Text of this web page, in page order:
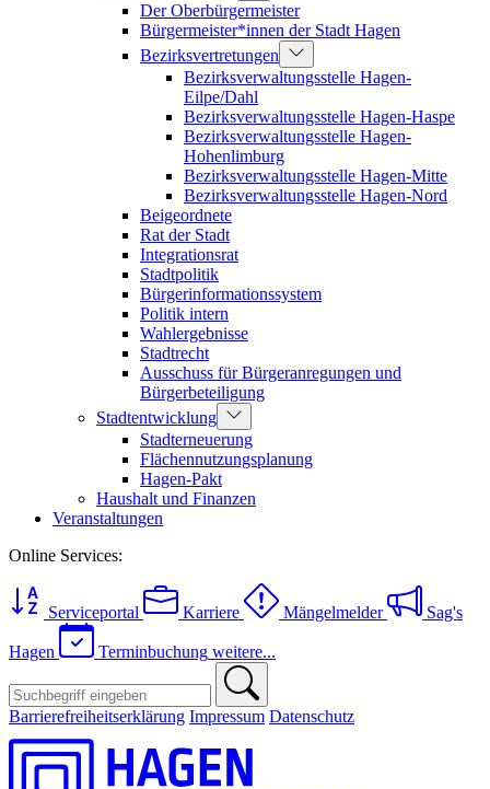
Der Oberbürgermeister
Bürgermeister*innen der Stadt Hagen
Bezirksvertretungen
Bezirksverwaltungsstelle Hagen-
Eilpe/Dahl
Bezirksverwaltungsstelle Hagen-Haspe
Bezirksverwaltungsstelle Hagen-
Hohenlimburg
Bezirksverwaltungsstelle Hagen-Mitte
Bezirksverwaltungsstelle Hagen-Nord
Beigeordnete
Rat der Stadt
Integrationsrat
Stadtpolitik
Bürgerinformationssystem
Politik intern
Wahlergebnisse
Stadtrecht
Ausschuss für Bürgeranregungen und
Bürgerbeteiligung
Stadtentwicklung
Stadterneuerung
Flächennutzungsplanung
Hagen-Pakt
Haushalt und Finanzen
Veranstaltungen
Online Services:
Serviceportal Karriere Mängelmelder Sag's
Hagen Terminbuchung weitere...
Barrierefreiheitserklärung Impressum Datenschutz